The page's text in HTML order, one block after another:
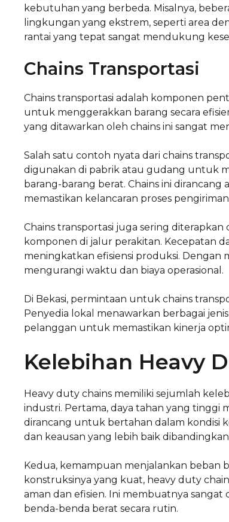
kebutuhan yang berbeda. Misalnya,
lingkungan yang ekstrem, seperti area
rantai yang tepat sangat mendukung
Chains Transportasi
Chains transportasi adalah komponen
untuk menggerakkan barang secara
yang ditawarkan oleh chains ini sangat
Salah satu contoh nyata dari chains
digunakan di pabrik atau gudang untuk
barang-barang berat. Chains ini dirancang
memastikan kelancaran proses
Chains transportasi juga sering
komponen di jalur perakitan. Kecepatan
meningkatkan efisiensi produksi. Dengan
mengurangi waktu dan biaya operasional.
Di Bekasi, permintaan untuk chains
Penyedia lokal menawarkan berbagai
pelanggan untuk memastikan kinerja
Kelebihan Heavy
Heavy duty chains memiliki sejumlah
industri. Pertama, daya tahan yang tinggi
dirancang untuk bertahan dalam kondisi
dan keausan yang lebih baik dibandingkan
Kedua, kemampuan menjalankan beban
konstruksinya yang kuat, heavy duty
aman dan efisien. Ini membuatnya
benda-benda berat secara rutin.